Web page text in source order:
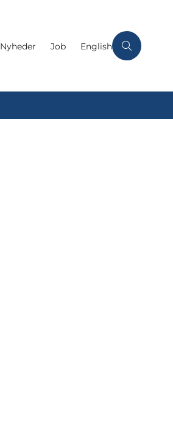
Nyheder Job English